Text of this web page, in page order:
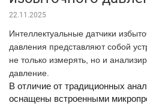
22.11.2025
Интеллектуальные датчики
давления представляют собой
не только измерять, но и
давление.
В отличие от традиционных
оснащены встроенными